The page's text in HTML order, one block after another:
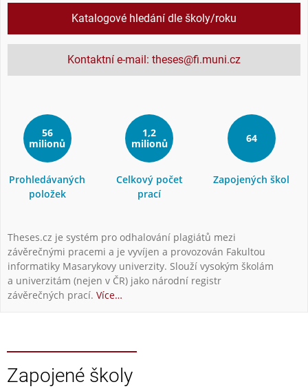
Katalogové hledání dle školy/roku
Kontaktní e-mail: theses@fi.muni.cz
56
milionů
Prohledávaných
položek
1,2
milionů
Celkový počet
prací
64
Zapojených škol
Theses.cz je systém pro odhalování plagiátů mezi
závěrečnými pracemi a je vyvíjen a provozován Fakultou
informatiky Masarykovy univerzity. Slouží vysokým školám
a univerzitám (nejen v ČR) jako národní registr
závěrečných prací. Více…
Zapojené školy